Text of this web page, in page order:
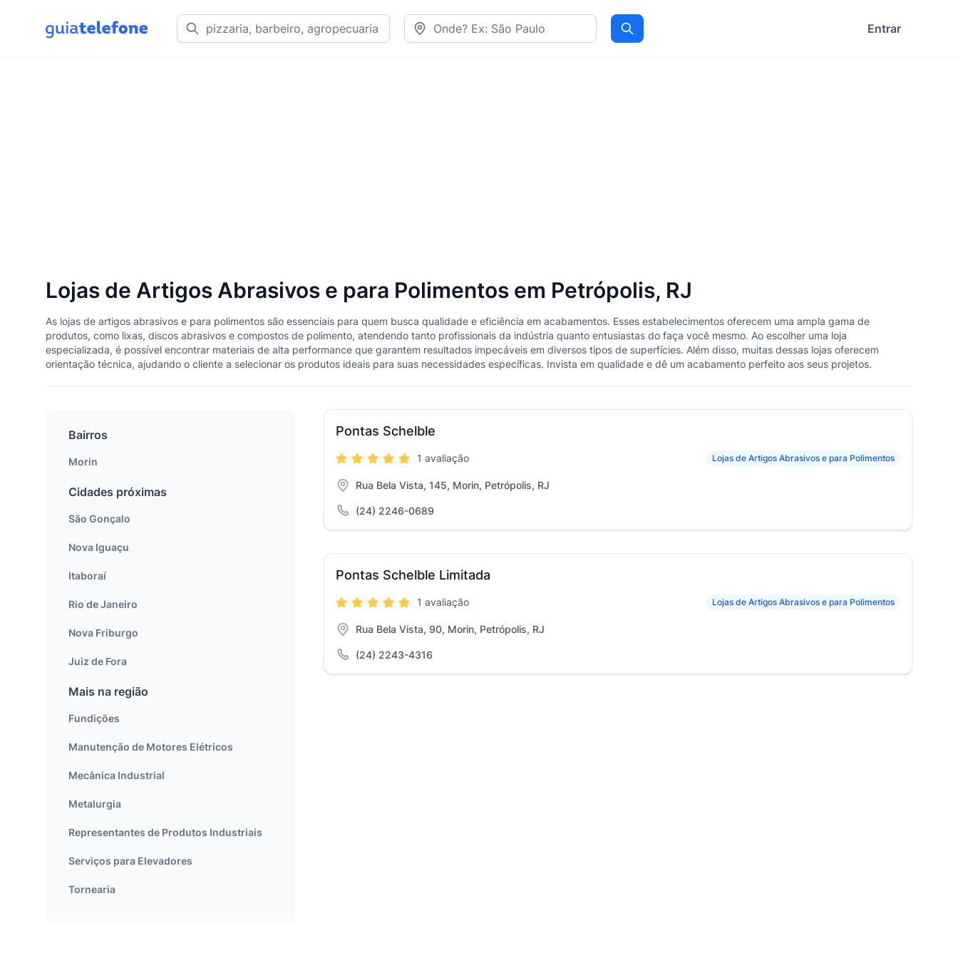
Procurar Entrar
Lojas de Artigos Abrasivos e para Polimentos em Petrópolis, RJ
As lojas de artigos abrasivos e para polimentos são essenciais para quem busca qualidade e eficiência em acabamentos. Esses estabelecimentos oferecem uma ampla gama de
produtos, como lixas, discos abrasivos e compostos de polimento, atendendo tanto profissionais da indústria quanto entusiastas do faça você mesmo. Ao escolher uma loja
especializada, é possível encontrar materiais de alta performance que garantem resultados impecáveis em diversos tipos de superfícies. Além disso, muitas dessas lojas oferecem
orientação técnica, ajudando o cliente a selecionar os produtos ideais para suas necessidades específicas. Invista em qualidade e dê um acabamento perfeito aos seus projetos.
Pontas Schelble
Lojas de Artigos Abrasivos e para Polimentos
1 avaliação
Rua Bela Vista, 145, Morin, Petrópolis, RJ
(24) 2246-0689
Pontas Schelble Limitada
Lojas de Artigos Abrasivos e para Polimentos
1 avaliação
Rua Bela Vista, 90, Morin, Petrópolis, RJ
(24) 2243-4316
Bairros
Morin
Cidades próximas
São Gonçalo
Nova Iguaçu
Itaboraí
Rio de Janeiro
Nova Friburgo
Juiz de Fora
Mais na região
Fundições
Manutenção de Motores Elétricos
Mecânica Industrial
Metalurgia
Representantes de Produtos Industriais
Serviços para Elevadores
Tornearia